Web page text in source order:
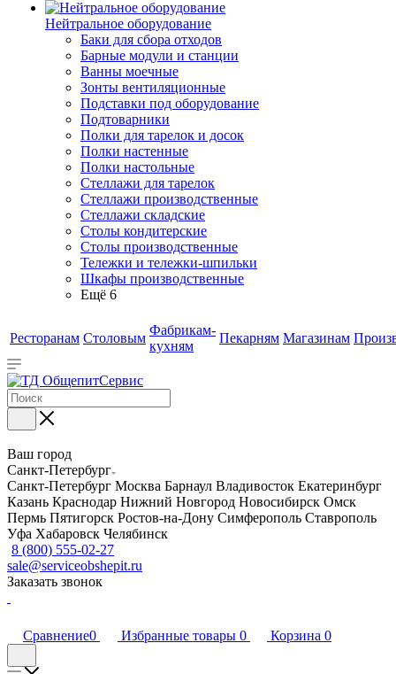
Нейтральное оборудование
Баки для сбора отходов
Барные модули и станции
Ванны моечные
Зонты вентиляционные
Подставки под оборудование
Подтоварники
Полки для тарелок и досок
Полки настенные
Полки настольные
Стеллажи для тарелок
Стеллажи производственные
Стеллажи складские
Столы кондитерские
Столы производственные
Тележки и тележки-шпильки
Шкафы производственные
Ещё 6
Ресторанам Столовым
Фабрикам-
кухням
Пекарням Магазинам
Ваш город
Санкт-Петербург
Санкт-Петербург Москва Барнаул Владивосток Екатеринбург
Казань Краснодар Нижний Новгород Новосибирск Омск
Пермь Пятигорск Ростов-на-Дону Симферополь Ставрополь
Уфа Хабаровск Челябинск
8 (800) 555-02-27
sale@serviceobshepit.ru
Заказать звонок
Сравнение0 Избранные товары 0 Корзина 0